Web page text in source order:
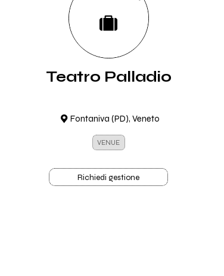
Teatro Palladio
Fontaniva (PD), Veneto
VENUE
Richiedi gestione